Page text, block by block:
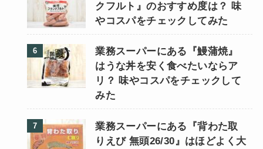
クフルト』のおすすめ度は？ 味
やコスパをチェックしてみた
業務スーパーにある『鰻蒲焼』
はうな丼を安く食べたいならア
リ？ 味やコスパをチェックして
みた
業務スーパーにある『背わた取
りえび 無頭26/30』はほどよく大